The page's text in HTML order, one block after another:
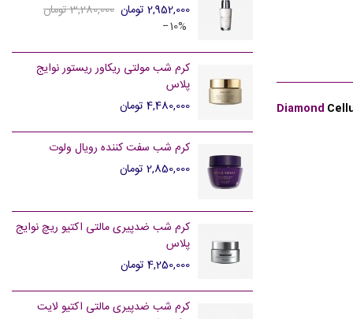
Diamond
2,952,000 تومان
3,280,000 تومان
‎−10%
کرم شب مولتی ریکاور ریستور نوایج
پلاس
4,480,000 تومان
کرم شب سفت کننده رویال ولوت
2,850,000 تومان
کرم شب ضدپیری مالتی اکتیو ریچ نوایج
پلاس
4,250,000 تومان
کرم شب ضدپیری مالتی اکتیو لایت